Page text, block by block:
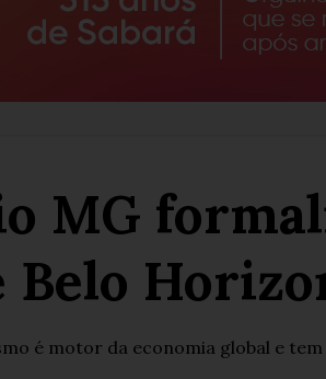
MG
Belo
é motor da economia global e